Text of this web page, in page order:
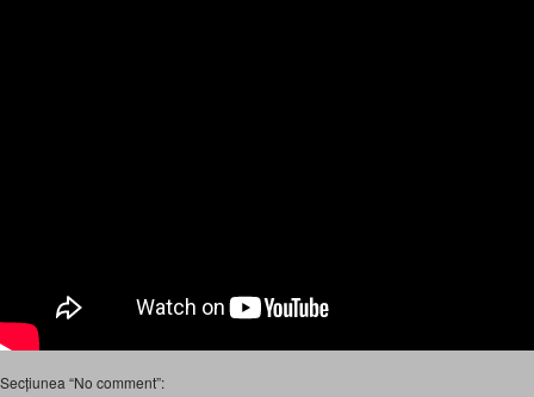
Secțiunea “No comment”: